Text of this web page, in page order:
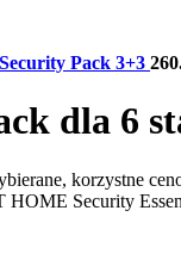
Pack 3+3
dla 6
korzystne
Security